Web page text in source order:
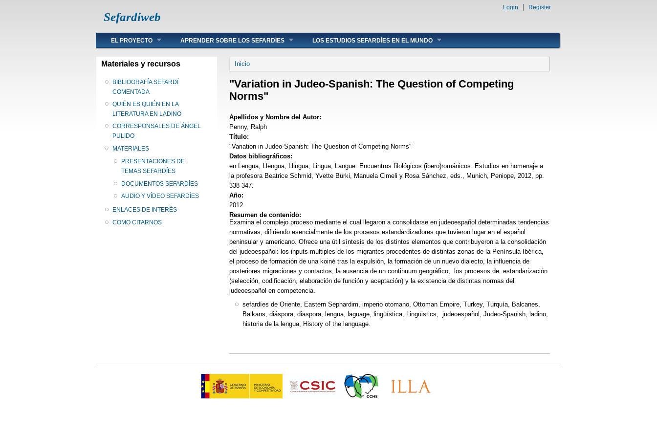
Sefardiweb
Login Register
Main menu
EL PROYECTO APRENDER SOBRE LOS SEFARDÍES LOS ESTUDIOS SEFARDÍES EN EL MUNDO
Materiales y recursos
BIBLIOGRAFÍA SEFARDÍ
COMENTADA
QUIÉN ES QUIÉN EN LA
LITERATURA EN LADINO
CORRESPONSALES DE ÁNGEL
PULIDO
MATERIALES
PRESENTACIONES DE
TEMAS SEFARDÍES
DOCUMENTOS SEFARDÍES
AUDIO Y VÍDEO SEFARDÍES
ENLACES DE INTERÉS
COMO CITARNOS
Se encuentra usted aquí
Inicio
"Variation in Judeo-Spanish: The Question of Competing
Norms"
Apellidos y Nombre del Autor:
Penny, Ralph
Título:
"Variation in Judeo-Spanish: The Question of Competing Norms"
Datos bibliográficos:
en Lengua, Llengua, Llingua, Lingua, Langue. Encuentros filológicos (ibero)románicos. Estudios en homenaje a
la profesora Beatrice Schmid, Yvette Bürki, Manuela Cimeli y Rosa Sánchez, eds., Munich, Peniope, 2012, pp.
338-347.
Año:
2012
Resumen de contenido:
Examina el complejo proceso mediante el cual llegaron a consolidarse en judeoespañol determinadas tendencias
normativas, difiriendo esencialmente de los procesos estandardizadores que tuvieron lugar en el español
peninsular y americano. Ofrece una útil síntesis de los distintos elementos que contribuyeron a la consolidación
del judeoespañol: los inputs múltiples de los migrantes procedentes de distintas zonas de la Península Ibérica,
el proceso de formación de una koiné tras la expulsión, la formación de un nuevo dialecto, la influencia de
posteriores migraciones y contactos, la ausencia de un continuum geográfico, los procesos de estandarización
(selección, codificación, elaboración de función y aceptación) y la existencia de distintas normas del
judeoespañol en competencia.
sefardíes de Oriente, Eastern Sephardim, imperio otomano, Ottoman Empire, Turkey, Turquía, Balcanes,
Balkans, diáspora, diaspora, lengua, laguage, lingüística, Linguistics, judeoespañol, Judeo-Spanish, ladino,
historia de la lengua, History of the language.